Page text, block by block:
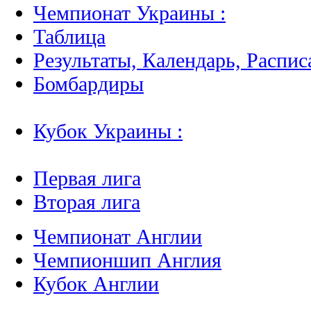
Чемпионат Украины :
Таблица
Результаты, Календарь,
Бомбардиры
Кубок Украины :
Первая лига
Вторая лига
Чемпионат Англии
Чемпионшип Англия
Кубок Англии